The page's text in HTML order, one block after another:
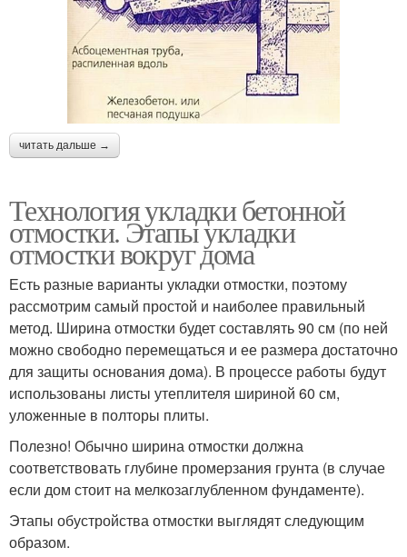
читать дальше →
Технология укладки бетонной
отмостки. Этапы укладки
отмостки вокруг дома
Есть разные варианты укладки отмостки, поэтому
рассмотрим самый простой и наиболее правильный
метод. Ширина отмостки будет составлять 90 см (по ней
можно свободно перемещаться и ее размера достаточно
для защиты основания дома). В процессе работы будут
использованы листы утеплителя шириной 60 см,
уложенные в полторы плиты.
Полезно! Обычно ширина отмостки должна
соответствовать глубине промерзания грунта (в случае
если дом стоит на мелкозаглубленном фундаменте).
Этапы обустройства отмостки выглядят следующим
образом.